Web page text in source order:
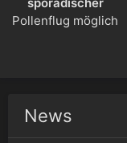
Pollenflug möglich
News